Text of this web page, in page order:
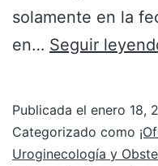
solamente en la
en… Seguir
Publicada el enero 18,
Categorizado como
Uroginecología y